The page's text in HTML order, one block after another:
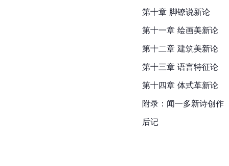
第十章 脚镣说新论
第十一章 绘画美新论
第十二章 建筑美新论
第十三章 语言特征论
第十四章 体式革新论
附录：闻一多新诗创作
后记